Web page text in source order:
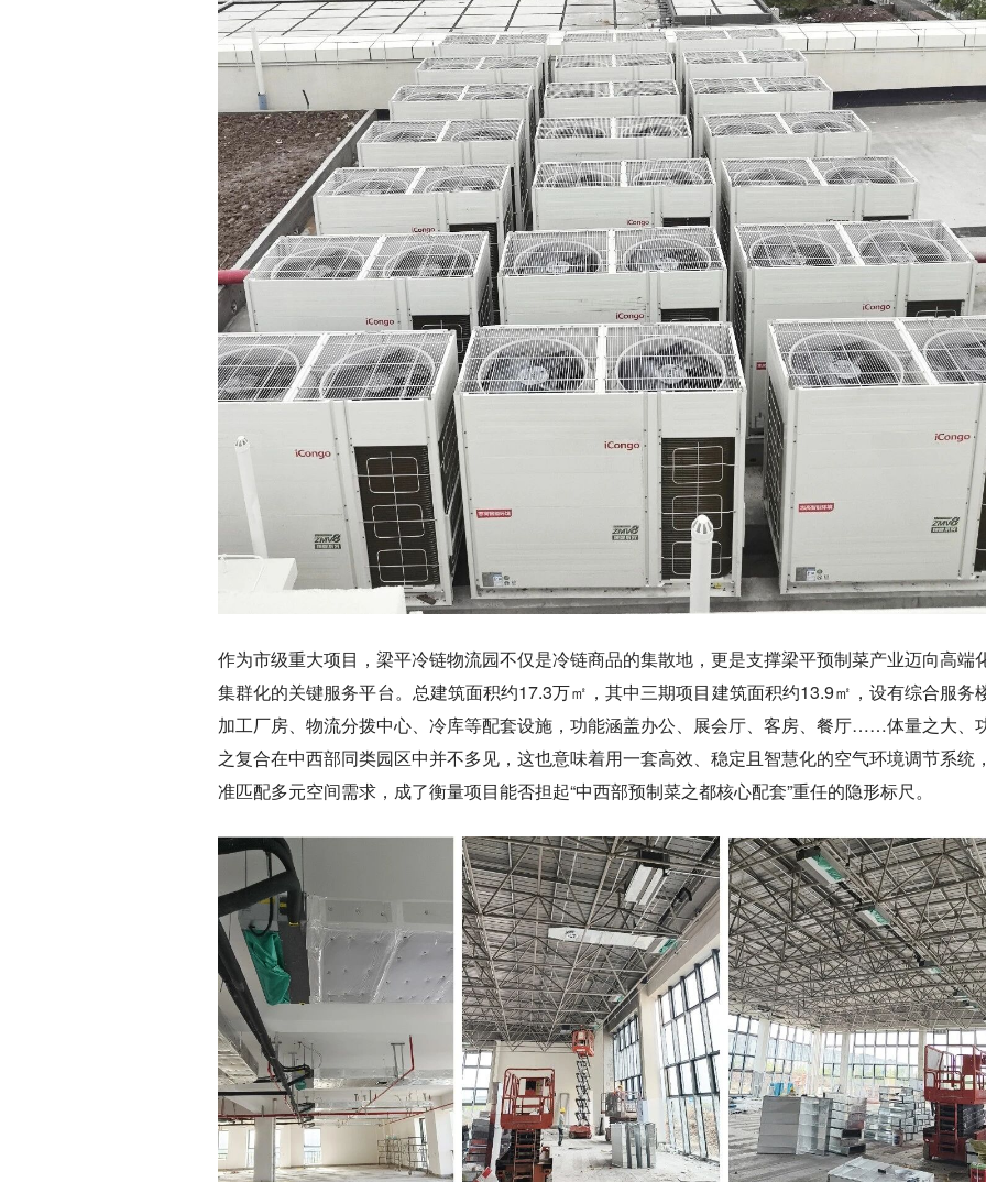
作为市级重大项目，梁平冷链物流园不仅是冷链商品的集散地，更是支撑梁平预制菜产业迈向高端
集群化的关键服务平台。总建筑面积约17.3万㎡，其中三期项目建筑面积约13.9㎡，设有综合服务
加工厂房、物流分拨中心、冷库等配套设施，功能涵盖办公、展会厅、客房、餐厅……体量之大、
之复合在中西部同类园区中并不多见，这也意味着用一套高效、稳定且智慧化的空气环境调节系统
准匹配多元空间需求，成了衡量项目能否担起“中西部预制菜之都核心配套”重任的隐形标尺。